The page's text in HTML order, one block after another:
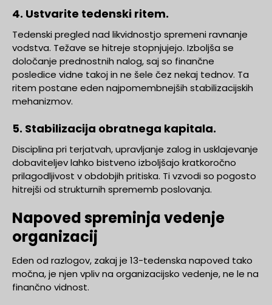
4. Ustvarite tedenski ritem.
Tedenski pregled nad likvidnostjo spremeni ravnanje
vodstva. Težave se hitreje stopnjujejo. Izboljša se
določanje prednostnih nalog, saj so finančne
posledice vidne takoj in ne šele čez nekaj tednov. Ta
ritem postane eden najpomembnejših stabilizacijskih
mehanizmov.
5. Stabilizacija obratnega kapitala.
Disciplina pri terjatvah, upravljanje zalog in usklajevanje
dobaviteljev lahko bistveno izboljšajo kratkoročno
prilagodljivost v obdobjih pritiska. Ti vzvodi so pogosto
hitrejši od strukturnih sprememb poslovanja.
Napoved spreminja vedenje
organizacij
Eden od razlogov, zakaj je 13-tedenska napoved tako
močna, je njen vpliv na organizacijsko vedenje, ne le na
finančno vidnost.